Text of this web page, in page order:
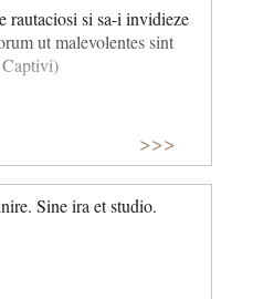
rautaciosi si sa-i invidieze
ut malevolentes sint
Captivi)
>>>
Sine ira et studio.